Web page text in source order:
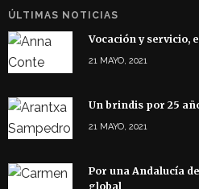
ÚLTIMAS NOTICIAS
Vocación y servicio,
21 MAYO, 2021
Un brindis por 25
21 MAYO, 2021
Por una Andalucía
global